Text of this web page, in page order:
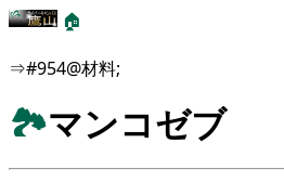
🏠
⇒#954@材料;
🏞マンコゼブ